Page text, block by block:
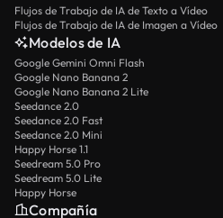
Flujos de Trabajo de IA de Texto a Vídeo
Flujos de Trabajo de IA de Imagen a Vídeo
Modelos de IA
Google Gemini Omni Flash
Google Nano Banana 2
Google Nano Banana 2 Lite
Seedance 2.0
Seedance 2.0 Fast
Seedance 2.0 Mini
Happy Horse 1.1
Seedream 5.0 Pro
Seedream 5.0 Lite
Happy Horse
Compañía